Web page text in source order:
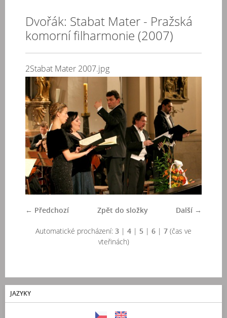
Dvořák: Stabat Mater - Pražská
komorní filharmonie (2007)
2Stabat Mater 2007.jpg
← Předchozí Další →
Zpět do složky
Automatické procházení: 3 | 4 | 5 | 6 | 7 (čas ve
vteřinách)
JAZYKY